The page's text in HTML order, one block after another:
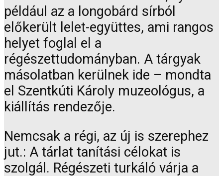
például az a longobárd sírból
előkerült lelet-együttes, ami rangos
helyet foglal el a
régészettudományban. A tárgyak
másolatban kerülnek ide – mondta
el Szentkúti Károly muzeológus, a
kiállítás rendezője.
Nemcsak a régi, az új is szerephez
jut.: A tárlat tanítási célokat is
szolgál. Régészeti turkáló várja a